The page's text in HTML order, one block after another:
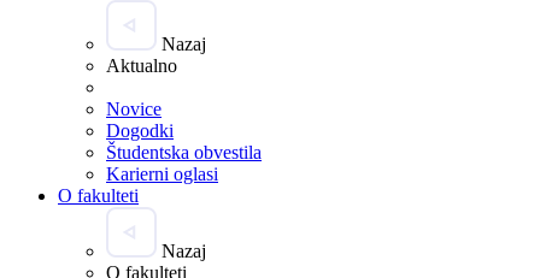
Nazaj
Aktualno
Novice
Dogodki
Študentska obvestila
Karierni oglasi
O fakulteti
Nazaj
O fakulteti